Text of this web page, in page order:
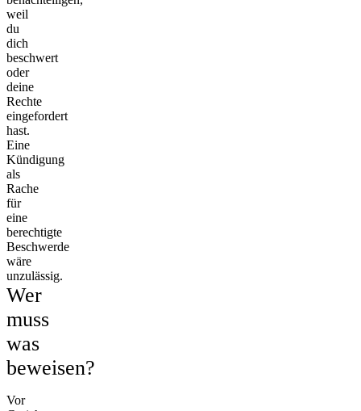
weil
du
dich
beschwert
oder
deine
Rechte
eingefordert
hast.
Eine
Kündigung
als
Rache
für
eine
berechtigte
Beschwerde
wäre
unzulässig.
Wer
muss
was
beweisen?
Vor